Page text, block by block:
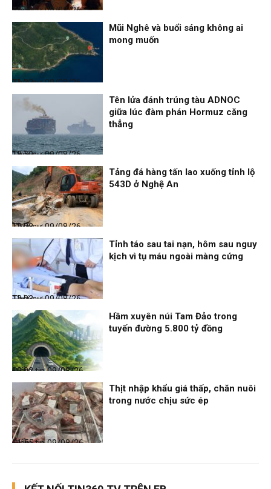
Thời sự
09/08/26, 21:56
Thời sự
09/08/26, 21:32
Mũi Nghê và buổi sáng không ai
mong muốn
Thời sự
09/08/26, 18:59
Tên lửa đánh trúng tàu ADNOC
giữa lúc đàm phán Hormuz căng
thẳng
Thời sự
09/08/26, 12:08
Tảng đá hàng tấn lao xuống tỉnh lộ
543D ở Nghệ An
Thời sự
09/08/26, 12:03
Tỉnh táo sau tai nạn, hôm sau nguy
kịch vì tụ máu ngoài màng cứng
Điểm tin
09/08/26, 12:02
Hầm xuyên núi Tam Đảo trong
tuyến đường 5.800 tỷ đồng
Điểm tin
09/08/26, 11:55
Thịt nhập khẩu giá thấp, chăn nuôi
trong nước chịu sức ép